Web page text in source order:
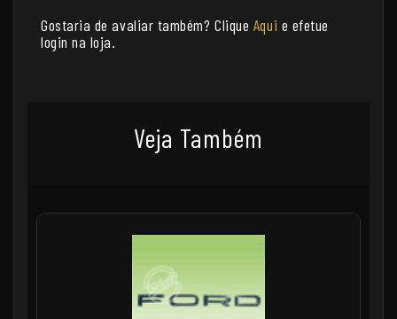
Gostaria de avaliar também? Clique Aqui e efetue
login na loja.
Veja Também